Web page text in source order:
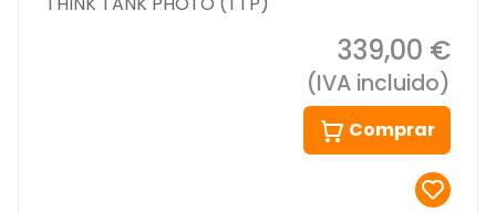
339,00 €
(IVA incluido)
Comprar